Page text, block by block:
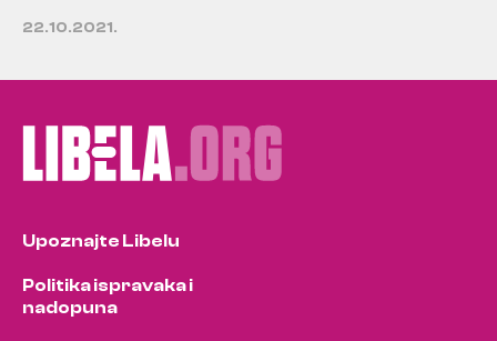
22.10.2021.
Upoznajte Libelu
Politika ispravaka i
nadopuna